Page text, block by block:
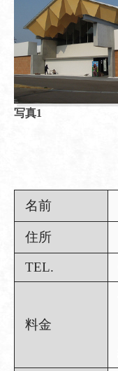
写真1
名前
住所
TEL.
料金